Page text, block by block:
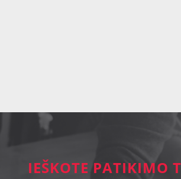
IEŠKOTE PATIKIMO